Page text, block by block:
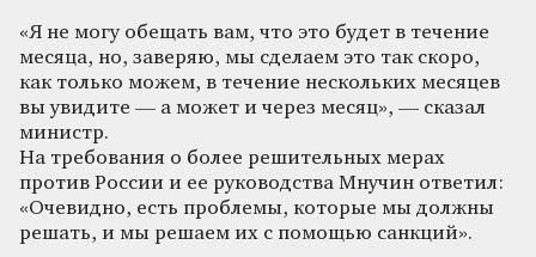
«Я не могу обещать вам, что это будет в течение
месяца, но, заверяю, мы сделаем это так скоро,
как только можем, в течение нескольких месяцев
вы увидите — а может и через месяц», — сказал
министр.
На требования о более решительных мерах
против России и ее руководства Мнучин ответил:
«Очевидно, есть проблемы, которые мы должны
решать, и мы решаем их с помощью санкций».